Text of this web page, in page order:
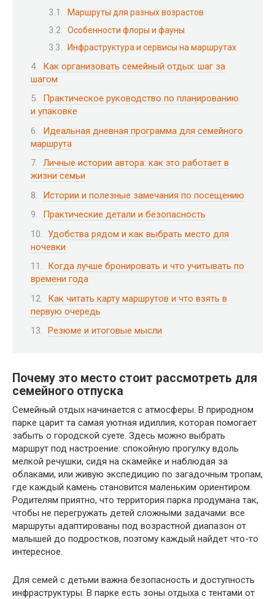
Маршруты для разных возрастов
Особенности флоры и фауны
Инфраструктура и сервисы на маршрутах
Как организовать семейный отдых: шаг за
шагом
Практическое руководство по планированию
и упаковке
Идеальная дневная программа для семейного
маршрута
Личные истории автора: как это работает в
жизни семьи
Истории и полезные замечания по посещению
Практические детали и безопасность
Удобства рядом и как выбрать место для
ночевки
Когда лучше бронировать и что учитывать по
времени года
Как читать карту маршрутов и что взять в
первую очередь
Резюме и итоговые мысли
Почему это место стоит рассмотреть для
семейного отпуска
Семейный отдых начинается с атмосферы. В природном
парке царит та самая уютная идиллия, которая помогает
забыть о городской суете. Здесь можно выбрать
маршрут под настроение: спокойную прогулку вдоль
мелкой речушки, сидя на скамейке и наблюдая за
облаками, или живую экспедицию по загадочным тропам,
где каждый камень становится маленьким ориентиром.
Родителям приятно, что территория парка продумана так,
чтобы не перегружать детей сложными задачами: все
маршруты адаптированы под возрастной диапазон от
малышей до подростков, поэтому каждый найдет что-то
интересное.
Для семей с детьми важна безопасность и доступность
инфраструктуры. В парке есть зоны отдыха с тентами от